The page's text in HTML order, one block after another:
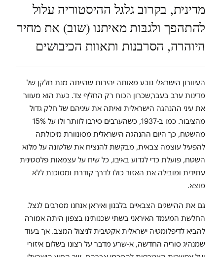
מדינית, בקרוב גלגל ההיסטוריה עלול
להתהפך ולגבּות מאיתנו (שוב) את מחיר
היוהרה, הסרבנות ותאוות הכיבושים
העיוורון הישראלי נובע מאותה יהירות שהייתה מנת חלקן של
מדינות ערב בעבר,שכרון הכוח רק החליף צד. כעת הוא מעוור
את עיני ההנהגה הישראלית ואיתה את עיניהם של חלק גדול
מהציבור. כמו ב-1937, כשהערבים סירבו לוותר ולו על 15%
מהשטח, כך היום ההנהגה הישראלית מסונוורת מיכולתה
להפעיל עוצמה צבאית, מבקשת להנציח את שלטונה על מלוא
השטח, פועלת כדי לגדוע באיבו, כל שיח על עצמאות פלסטינית
עתידית ומובילה את האזור כולו לדרך קודרת ומסוכנת ללא
מוצא.
גם את ההישגים הצבאיים בלבנון ואיראן אנחנו מסרבים לנצל.
החלשת המעמד האיראני בשתי שכנותינו בצפון היתה אמורה
להביא לדיפלומטיה ישראלית אקטיבית לניצול המצב. אך בעוד
שמנהיג סוריה החדשה, א-שרע מדבר על רצונו בשלום איזורי